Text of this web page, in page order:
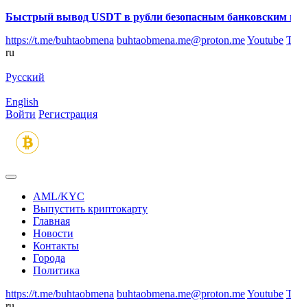
Быстрый вывод USDT в рубли безопасным банковским
https://t.me/buhtaobmena buhtaobmena.me@proton.meYoutube
ru
Русский
English
Войти Регистрация
AML/KYC
Выпустить криптокарту
Главная
Новости
Контакты
Города
Политика
https://t.me/buhtaobmena buhtaobmena.me@proton.meYoutube